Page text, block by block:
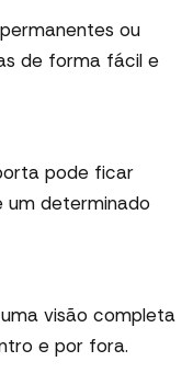
ou
de forma fácil e
pode ficar
um determinado
visão completa
e por fora.